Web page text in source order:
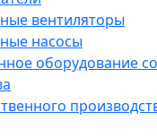
вентиляторы
насосы
оборудование